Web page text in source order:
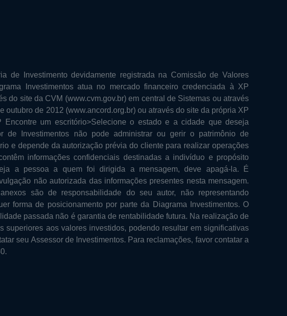
de Investimento devidamente registrada na Comissão de Valores
Investimentos atua no mercado financeiro credenciada à XP
do site da CVM (www.cvm.gov.br) em central de Sistemas ou através
de 2012 (www.ancord.org.br) ou através do site da própria XP
Encontre um escritório>Selecione o estado e a cidade que deseja
de Investimentos não pode administrar ou gerir o patrimônio de
e depende da autorização prévia do cliente para realizar operações
informações confidenciais destinadas a indivíduo e propósito
a pessoa a quem foi dirigida a mensagem, deve apagá-la. É
não autorizada das informações presentes nesta mensagem.
são de responsabilidade do seu autor, não representando
forma de posicionamento por parte da Diagrama Investimentos. O
passada não é garantia de rentabilidade futura. Na realização de
aos valores investidos, podendo resultar em significativas
seu Assessor de Investimentos. Para reclamações, favor contatar a